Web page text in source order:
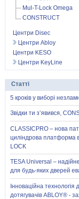
Mul-T-Lock Omega
CONSTRUCT
Центри Disec
Центри Abloy
Центри KESO
Центри KeyLine
Статті
5 кроків у виборі
Звідки ти з’явився,
CLASSICPRO – нова
циліндрова платформа
LOCK
TESA Universal –
для будь-яких дверей
Інноваційна технологія
дотягувачів ABLOY® -